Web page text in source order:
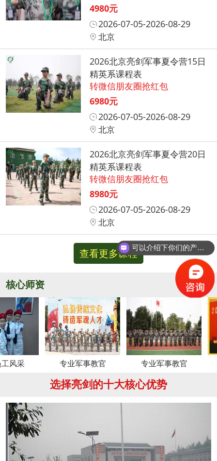
4980元
2026-07-05-2026-08-29
北京
2026北京亮剑军事夏令营15日
精英系课程表
转微信朋友圈抢红包
6980元
2026-07-05-2026-08-29
北京
2026北京亮剑军事夏令营20日
精英系课程表
转微信朋友圈抢红包
8980元
2026-07-05-2026-08-29
北京
查看更多课程
核心师资 更多
专业军事教官 专业军事教官
选择亮剑的十大核心优势
可以介绍下你们的产品么？
你们是怎么收费的呢？